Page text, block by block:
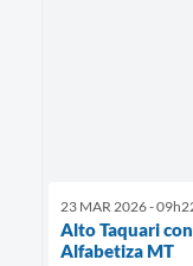
23 MAR 2026 -
Alto Taquari
Alfabetiza MT